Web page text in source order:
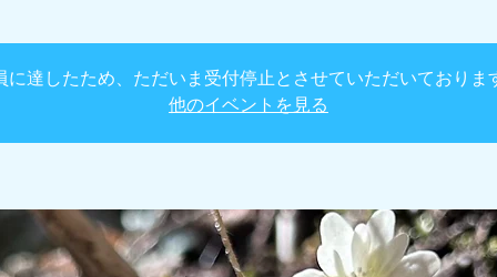
に達したため、ただいま受付停止とさせていただいておりま
他のイベントを見る